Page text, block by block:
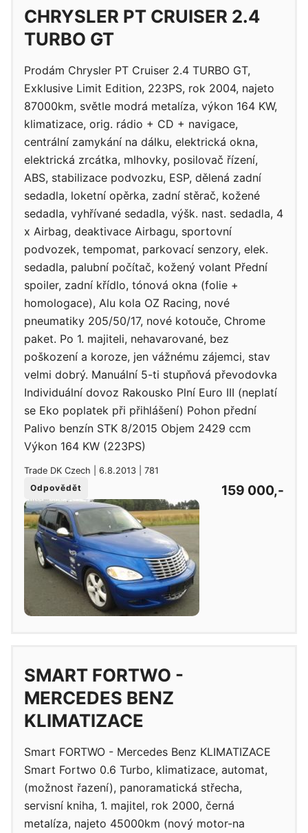
CHRYSLER PT CRUISER 2.4
TURBO GT
Prodám Chrysler PT Cruiser 2.4 TURBO GT,
Exklusive Limit Edition, 223PS, rok 2004, najeto
87000km, světle modrá metalíza, výkon 164 KW,
klimatizace, orig. rádio + CD + navigace,
centrální zamykání na dálku, elektrická okna,
elektrická zrcátka, mlhovky, posilovač řízení,
ABS, stabilizace podvozku, ESP, dělená zadní
sedadla, loketní opěrka, zadní stěrač, kožené
sedadla, vyhřívané sedadla, výšk. nast. sedadla, 4
x Airbag, deaktivace Airbagu, sportovní
podvozek, tempomat, parkovací senzory, elek.
sedadla, palubní počítač, kožený volant Přední
spoiler, zadní křídlo, tónová okna (folie +
homologace), Alu kola OZ Racing, nové
pneumatiky 205/50/17, nové kotouče, Chrome
paket. Po 1. majiteli, nehavarované, bez
poškození a koroze, jen vážnému zájemci, stav
velmi dobrý. Manuální 5-ti stupňová převodovka
Individuální dovoz Rakousko Plní Euro III (neplatí
se Eko poplatek při přihlášení) Pohon přední
Palivo benzín STK 8/2015 Objem 2429 ccm
Výkon 164 KW (223PS)
Trade DK Czech | 6.8.2013 | 781
Odpovědět
159 000,-
SMART FORTWO -
MERCEDES BENZ
KLIMATIZACE
Smart FORTWO - Mercedes Benz KLIMATIZACE
Smart Fortwo 0.6 Turbo, klimatizace, automat,
(možnost řazení), panoramatická střecha,
servisní kniha, 1. majitel, rok 2000, černá
metalíza, najeto 45000km (nový motor-na